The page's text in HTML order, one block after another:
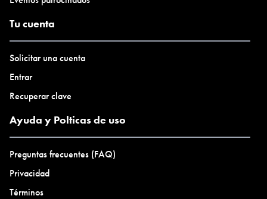
Tu cuenta
Solicitar una cuenta
Entrar
Recuperar clave
Ayuda y Polticas de uso
Preguntas frecuentes (FAQ)
Privacidad
Términos